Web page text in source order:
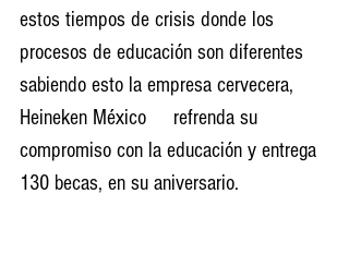
estos tiempos de crisis donde los
procesos de educación son diferentes
sabiendo esto la empresa cervecera,
Heineken México     refrenda su
compromiso con la educación y entrega
130 becas, en su aniversario.